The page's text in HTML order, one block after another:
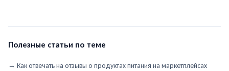
Полезные статьи по теме
→ Как отвечать на отзывы о продуктах питания на маркетплейсах